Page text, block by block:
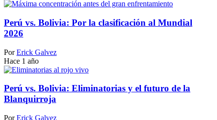
Perú vs. Bolivia: Por la clasificación al Mundial
2026
Por Erick Galvez
Hace 1 año
Perú vs. Bolivia: Eliminatorias y el futuro de la
Blanquirroja
Por Erick Galvez